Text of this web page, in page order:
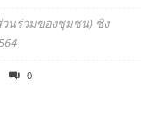
วนร่วมของชุมชน) ชิง
0